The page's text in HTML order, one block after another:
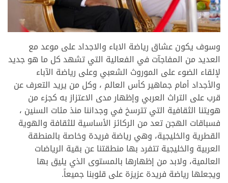
وسوف يكون عشاق رياضة الاباء والاجداد على موعد مع
العديد من المفاجآت في الفعالية التي تشهد كل ما هو جديد
لإلقاء الضوء على الموروث الشعبي وعلى رياضة الآباء
والأجداد أمام جماهير كأس العالم ، وكل من يريد التعرف عن
قرب على التراث العربي وإظهار مدى الاعتزاز به كجزء من
هويتنا الثقافية التي تترسخ في وجداننا منذ مئات السنين ،
فسباقات الهجن تعد من الركائز الأساسية للثقافة والهوية
القطرية والخليجية، وهي رياضة فريدة وخاصة بالمنطقة
العربية والخليجية تتفرد بها منطقتنا عن بقية الرياضات
العالمية، ولابد من إظهارها بالمستوى الذي يليق بها
ويجعلها رياضة فريدة عزيزة على قلوبنا جميعاً.